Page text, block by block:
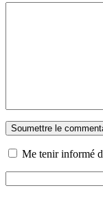
Me tenir informé